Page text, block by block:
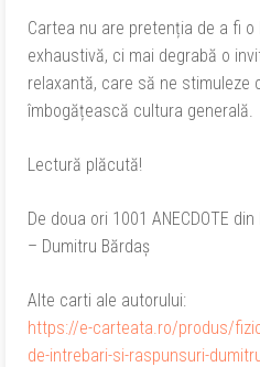
Cartea nu are pretenția de a fi
exhaustivă, ci mai degrabă o
relaxantă, care să ne stimuleze
îmbogățească cultura generală.
Lectură plăcută!
De doua ori 1001 ANECDOTE
– Dumitru Bărdaș
Alte carti ale autorului:
https://e-carteata.ro/produs/
de-intrebari-si-raspunsuri-